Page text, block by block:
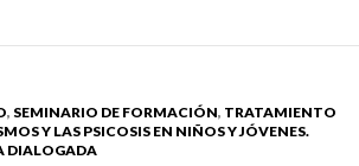
, SEMINARIO DE FORMACIÓN, TRATAMIENTO
Y LAS PSICOSIS EN NIÑOS Y JÓVENES.
DIALOGADA